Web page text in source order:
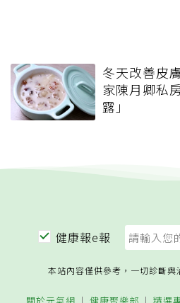
冬天改善皮
家陳月卿私
露」
健康報e報
本站內容僅供參考，一切診斷與